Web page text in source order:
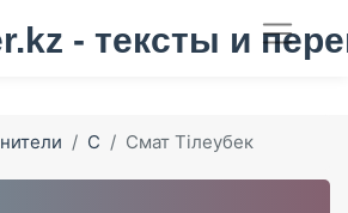
С Смат Тілеубек